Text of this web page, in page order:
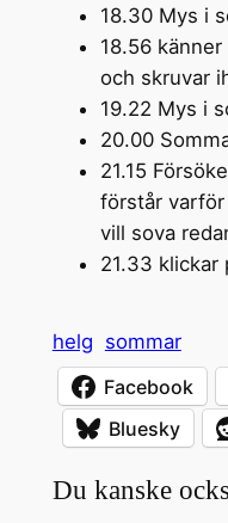
18.30 Mys i
18.56
och skruvar
19.22 Mys i
20.00
21.15
förstår
vill sova
21.33 klickar
helg sommar
Facebook
Bluesky
Du kanske